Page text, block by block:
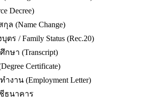
Decree)
ล (Name Change)
ร / Family Status (Rec.20)
กษา (Transcript)
Certificate)
งาน (Employment Letter)
ชีธนาคาร